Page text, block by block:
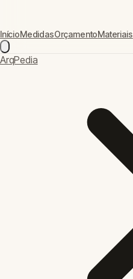
InícioMedidasOrçamentoMateriais
ArqPedia